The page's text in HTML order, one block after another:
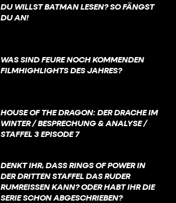
DU WILLST BATMAN LESEN? SO FÄNGST
DU AN!
WAS SIND FEURE NOCH KOMMENDEN
FILMHIGHLIGHTS DES JAHRES?
HOUSE OF THE DRAGON: DER DRACHE IM
WINTER / BESPRECHUNG & ANALYSE /
STAFFEL 3 EPISODE 7
DENKT IHR, DASS RINGS OF POWER IN
DER DRITTEN STAFFEL DAS RUDER
RUMREISSEN KANN? ODER HABT IHR DIE
SERIE SCHON ABGESCHRIEBEN?